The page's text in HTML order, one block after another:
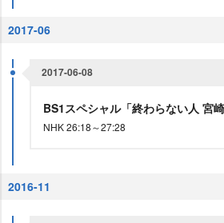
2017-06
2017-06-08
BS1スペシャル「終わらない人 宮崎
NHK 26:18～27:28
2016-11